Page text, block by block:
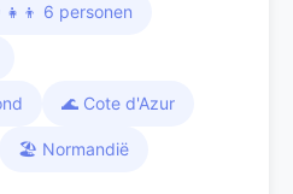
6 personen
🌊 Cote d'Azur
🏖️ Normandië